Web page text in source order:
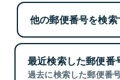
他の郵便番号を検索
最近検索した郵便番
過去に検索した郵便番